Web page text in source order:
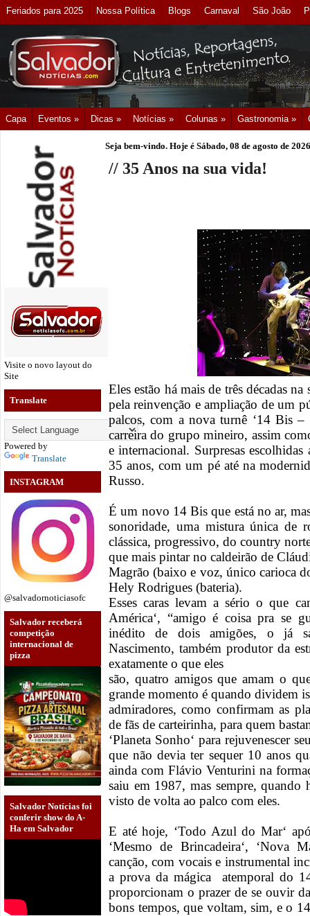
Feriados para 2025 Nossa Política Blogs Carnaval São João
Capa Eventos » Dicas » Notícias » Colunas » Gastronomia »
Visite o novo layout do
Site
Translate
Powered by
Translate
INSTAGRAM
@salvadornoticiasofc
Salvador receberá
competição
internacional de
pizza
Salvador Notícias foi
conferir show do A-
Ha em Salvador
Seja bem-vindo. Hoje é Sábado, 08 de agosto de 2026
// 35 Anos na sua vida!
Eles estão há mais de três décadas
pela reinvenção e ampliação de um
palcos, com a nova turnê ‘14 Bis –
carreira do grupo mineiro, assim
e internacional. Surpresas
35 anos, com um pé até na
Russo.
É um novo 14 Bis que está no ar,
sonoridade, uma mistura única de
clássica, progressivo, do country
que mais pintar no caldeirão de
Magrão (baixo e voz, único carioca
Hely Rodrigues (bateria).
Esses caras levam a sério o que
América‘, “amigo é coisa pra se
inédito de dois amigões, o já
Nascimento, também produtor da
exatamente o que eles
são, quatro amigos que amam o
grande momento é quando dividem
admiradores, como confirmam as
de fãs de carteirinha, para quem
‘Planeta Sonho‘ para rejuvenescer
que não devia ter sequer 10 anos
ainda com Flávio Venturini na
saiu em 1987, mas sempre, quando
visto de volta ao palco com eles.
E até hoje, ‘Todo Azul do Mar‘
‘Mesmo de Brincadeira‘, ‘Nova
canção, com vocais e instrumental
a prova da mágica atemporal do
proporcionam o prazer de se ouvir
bons tempos, que voltam, sim, e o